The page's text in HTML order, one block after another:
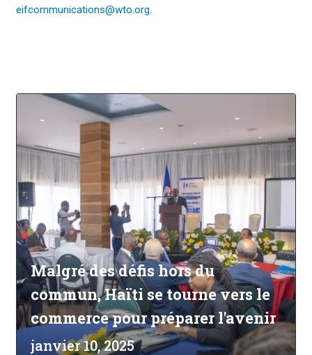
eifcommunications@wto.org.
Malgré des défis hors du
commun, Haïti se tourne vers le
commerce pour préparer l'avenir
janvier 10, 2025